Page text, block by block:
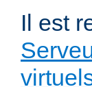
Il est